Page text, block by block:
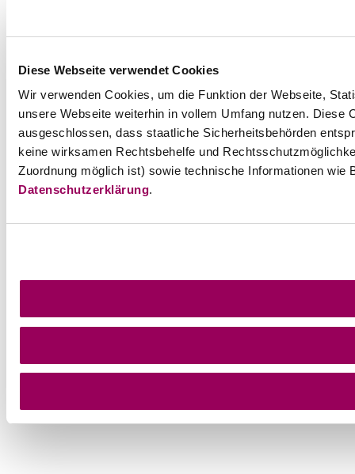
Diese Webseite verwendet Cookies
Wir verwenden Cookies, um die Funktion der Webseite,
unsere Webseite weiterhin in vollem Umfang nutzen.
ausgeschlossen, dass staatliche Sicherheitsbehörden
keine wirksamen Rechtsbehelfe und
Zuordnung möglich ist) sowie technische Informationen
Datenschutzerklärung.